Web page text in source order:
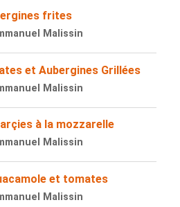
frites
Malissin
et Aubergines Grillées
Malissin
à la mozzarelle
Malissin
et tomates
Malissin